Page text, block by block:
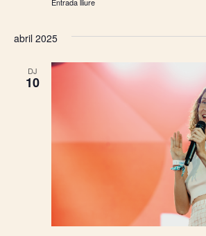
Entrada lliure
abril 2025
DJ
10